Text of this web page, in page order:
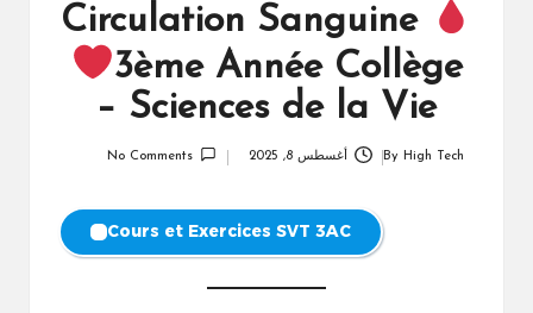
Circulation Sanguine
3ème Année Collège
– Sciences de la Vie
By High Tech أغسطس 8, 2025 No Comments
Cours et Exercices SVT 3AC